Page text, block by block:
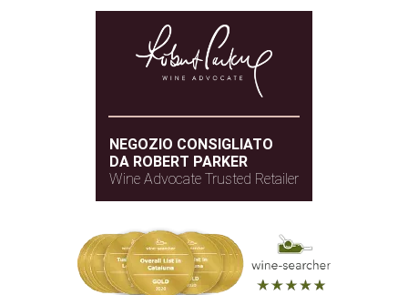
NEGOZIO CONSIGLIATO
DA ROBERT PARKER
Wine Advocate Trusted Retailer